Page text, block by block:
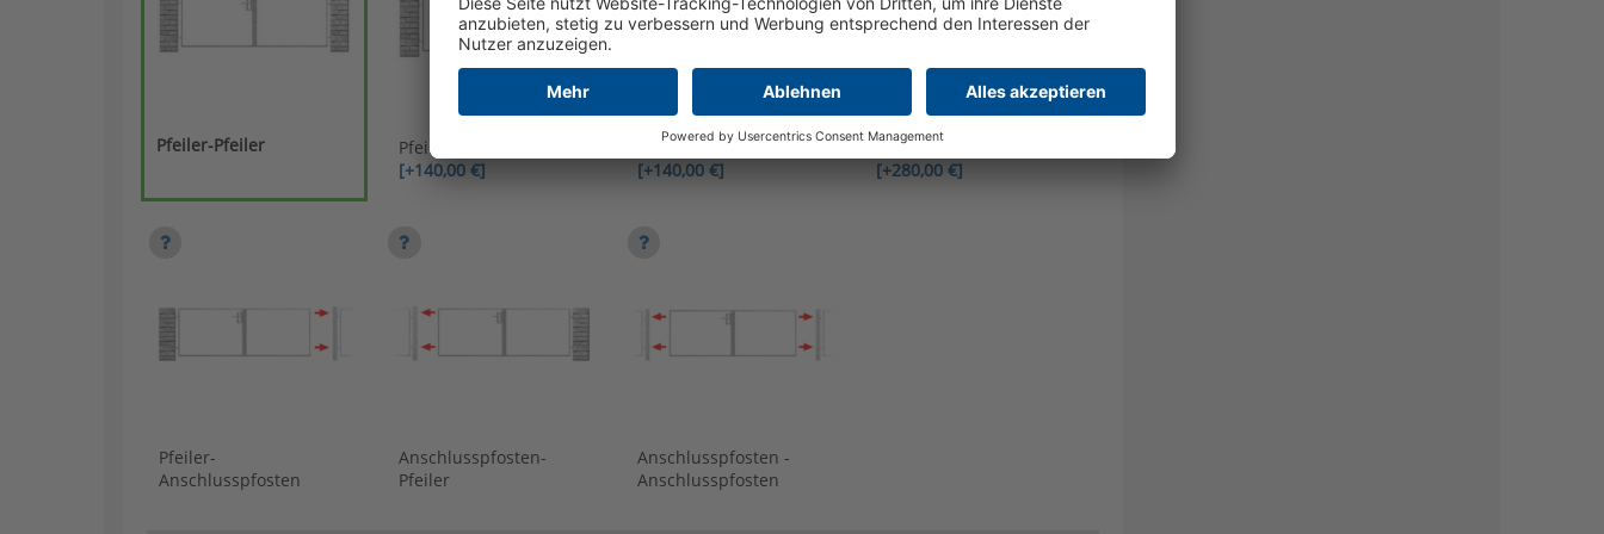
Pfeiler-Pfeiler
Pfeiler-Pfosten
[+140,00 €]
Pfosten - Pfeiler
[+140,00 €]
Pfosten - Pfosten
[+280,00 €]
Pfeiler-
Anschlusspfosten
Anschlusspfosten-
Pfeiler
Anschlusspfosten -
Anschlusspfosten